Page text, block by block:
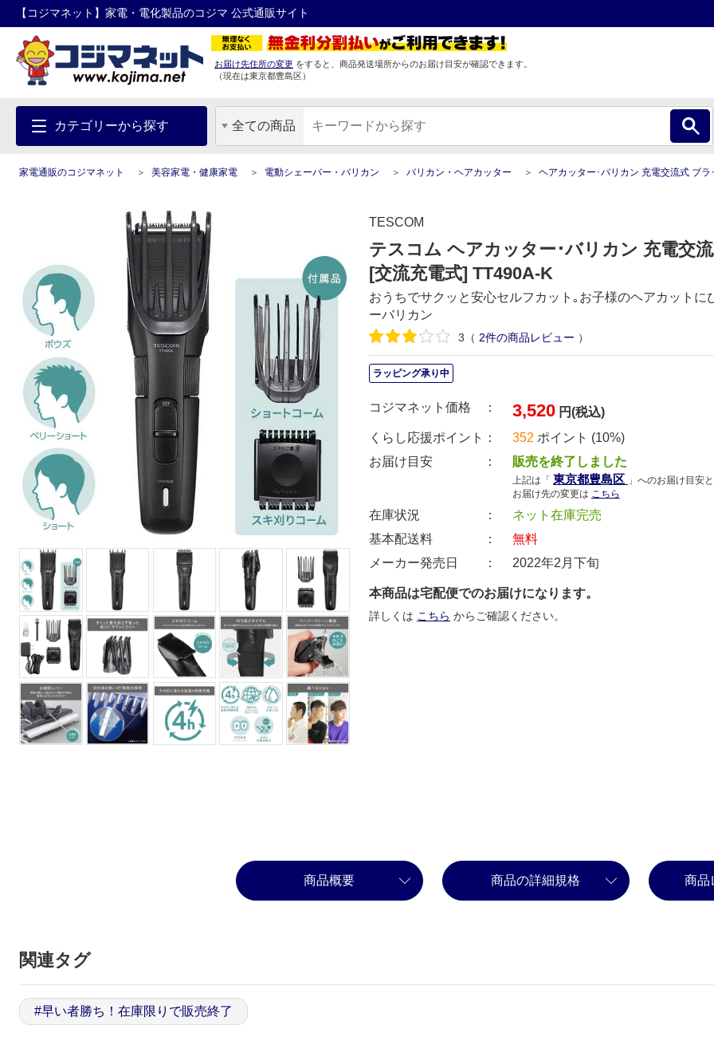
【コジマネット】家電・電化製品のコジマ 公式通販サイト
お届け先住所の変更 をすると、商品発送場所からのお届け目安が確認できます。
（現在は東京都豊島区）
カテゴリーから探す 全ての商品
家電通販のコジマネット 美容家電・健康家電 電動シェーバー・バリカン バリカン・ヘアカッター ヘアカッター･バリカン 充電交流式 ブラック [交流
TESCOM
テスコム ヘアカッター･バリカン 充電交
[交流充電式] TT490A-K
おうちでサクッと安心セルフカット｡お子様のヘアカットに
ーバリカン
3 （ 2件の商品レビュー ）
ラッピング承り中
コジマネット価格 ： 3,520 円(税込)
くらし応援ポイント：
352 ポイント (10%)
お届け目安 ：
販売を終了しました
上記は「 東京都豊島区 」へのお届け目安
お届け先の変更は こちら
在庫状況 ：
ネット在庫完売
基本配送料 ：
無料
メーカー発売日 ：
2022年2月下旬
本商品は宅配便でのお届けになります。
詳しくは こちら からご確認ください。
商品概要 商品の詳細規格 商品
関連タグ
#早い者勝ち！在庫限りで販売終了